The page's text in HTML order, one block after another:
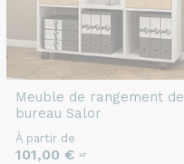
Meuble de rangement de
bureau Salor
À partir de
101,00 € HT